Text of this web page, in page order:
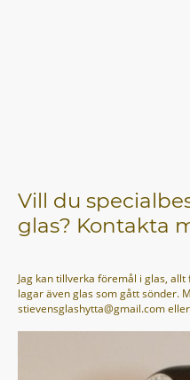
Vill du
glas? Kontakta
Jag kan tillverka föremål i glas,
lagar även glas som gått sönder.
stievensglashytta@gmail.com